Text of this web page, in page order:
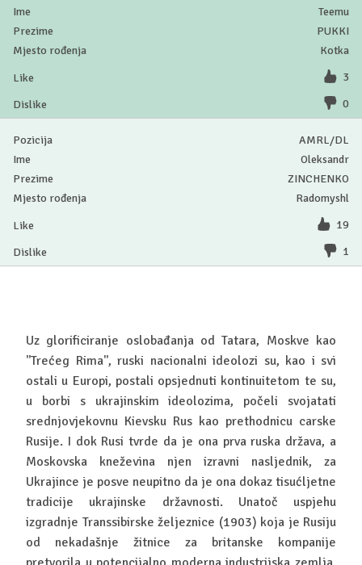
Teemu
PUKKI
Kotka
3
0
AMRL/DL
Oleksandr
ZINCHENKO
Radomyshl
19
1
Uz glorificiranje oslobađanja od Tatara, Moskve kao
''Trećeg Rima'', ruski nacionalni ideolozi su, kao i svi
ostali u Europi, postali opsjednuti kontinuitetom te su,
u borbi s ukrajinskim ideolozima, počeli svojatati
srednjovjekovnu Kievsku Rus kao prethodnicu carske
Rusije. I dok Rusi tvrde da je ona prva ruska država, a
Moskovska kneževina njen izravni nasljednik, za
Ukrajince je posve neupitno da je ona dokaz tisućljetne
tradicije ukrajinske državnosti. Unatoč uspjehu
izgradnje Transsibirske željeznice (1903) koja je Rusiju
od nekadašnje žitnice za britanske kompanije